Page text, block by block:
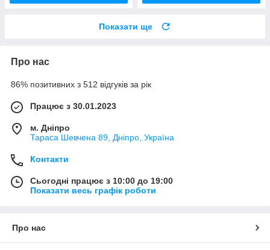
Показати ще
Про нас
86% позитивних з 512 відгуків за рік
Працює з 30.01.2023
м. Дніпро
Тараса Шевчена 89, Дніпро, Україна
Контакти
Сьогодні працює з 10:00 до 19:00
Показати весь графік роботи
Про нас